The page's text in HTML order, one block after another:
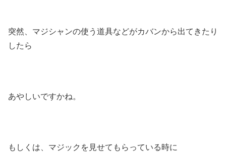
突然、マジシャンの使う道具などがカバンから出てきたり
したら
あやしいですかね。
もしくは、マジックを見せてもらっている時に